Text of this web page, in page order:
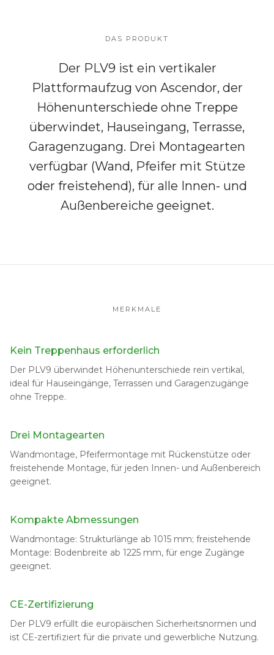
DAS PRODUKT
Der PLV9 ist ein vertikaler
Plattformaufzug von Ascendor, der
Höhenunterschiede ohne Treppe
überwindet, Hauseingang, Terrasse,
Garagenzugang. Drei Montagearten
verfügbar (Wand, Pfeifer mit Stütze
oder freistehend), für alle Innen- und
Außenbereiche geeignet.
MERKMALE
Kein Treppenhaus erforderlich
Der PLV9 überwindet Höhenunterschiede rein vertikal,
ideal für Hauseingänge, Terrassen und Garagenzugänge
ohne Treppe.
Drei Montagearten
Wandmontage, Pfeifermontage mit Rückenstütze oder
freistehende Montage, für jeden Innen- und Außenbereich
geeignet.
Kompakte Abmessungen
Wandmontage: Strukturlänge ab 1015 mm; freistehende
Montage: Bodenbreite ab 1225 mm, für enge Zugänge
geeignet.
CE-Zertifizierung
Der PLV9 erfüllt die europäischen Sicherheitsnormen und
ist CE-zertifiziert für die private und gewerbliche Nutzung.